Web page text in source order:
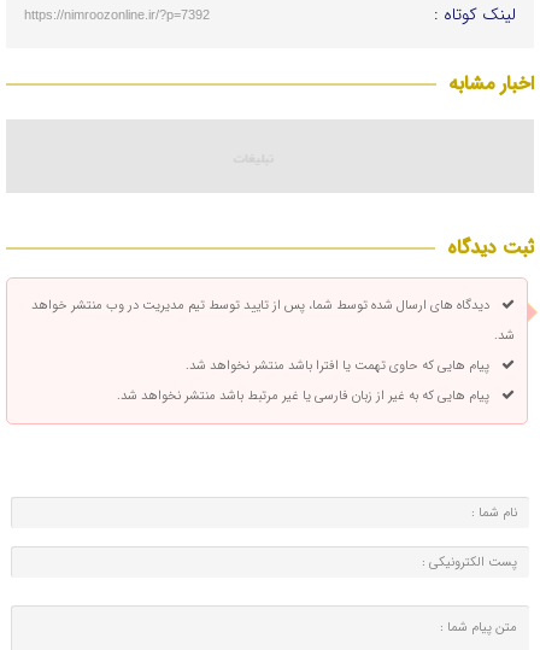
لینک کوتاه : https://nimroozonline.ir/?p=7392
اخبار مشابه
ثبت دیدگاه
دیدگاه های ارسال شده توسط شما، پس از تایید توسط تیم مدیریت در وب منتشر خواهد
شد.
پیام هایی که حاوی تهمت یا افترا باشد منتشر نخواهد شد.
پیام هایی که به غیر از زبان فارسی یا غیر مرتبط باشد منتشر نخواهد شد.